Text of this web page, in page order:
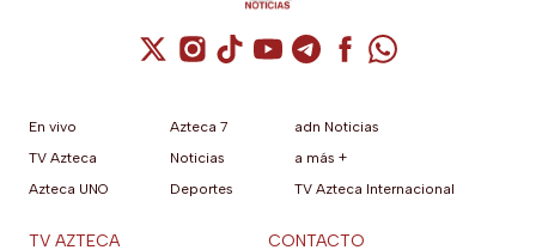
Cuenta de X / Twitter (se abre en una
Cuenta de Instagram (se abre en una
Cuenta de TikTok (se abre en
Cuenta de YouTube (se abre
Cuenta de Telegram (se
Cuenta de
Cuenta de
En vivo
TV Azteca
Azteca UNO
Azteca 7
Noticias
Deportes
adn Noticias
a más +
TV Azteca Internacional
TV AZTECA CONTACTO